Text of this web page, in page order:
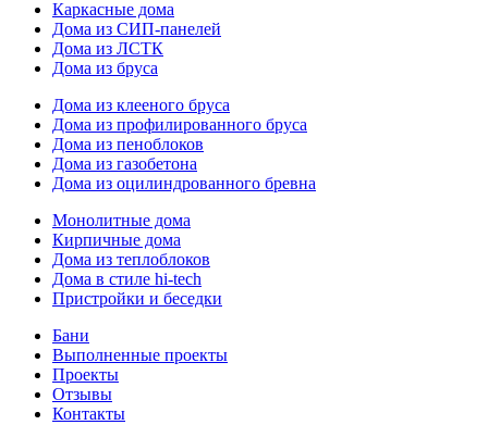
Каркасные дома
Дома из СИП-панелей
Дома из ЛСТК
Дома из бруса
Дома из клееного бруса
Дома из профилированного бруса
Дома из пеноблоков
Дома из газобетона
Дома из оцилиндрованного бревна
Монолитные дома
Кирпичные дома
Дома из теплоблоков
Дома в стиле hi-tech
Пристройки и беседки
Бани
Выполненные проекты
Проекты
Отзывы
Контакты